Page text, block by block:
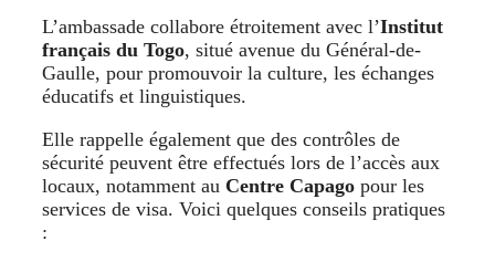
L’ambassade collabore étroitement avec l’Institut
français du Togo, situé avenue du Général-de-
Gaulle, pour promouvoir la culture, les échanges
éducatifs et linguistiques.
Elle rappelle également que des contrôles de
sécurité peuvent être effectués lors de l’accès aux
locaux, notamment au Centre Capago pour les
services de visa. Voici quelques conseils pratiques
: